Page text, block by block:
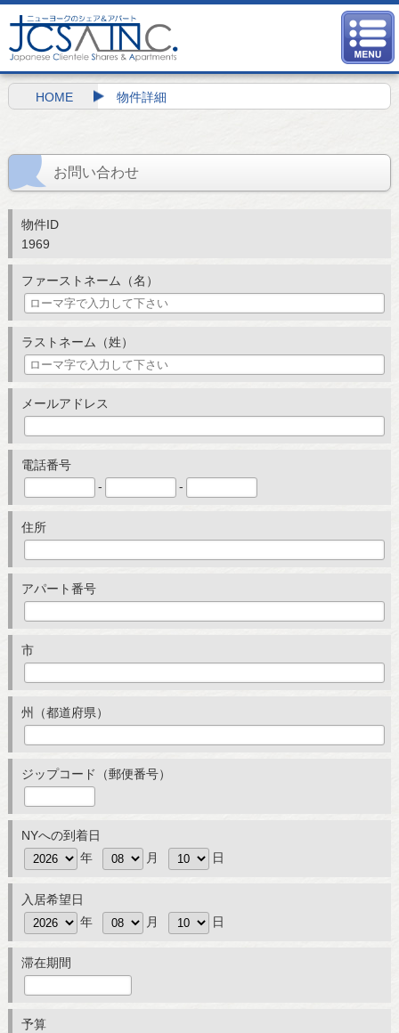
HOME 物件詳細
お問い合わせ
物件ID
1969
ファーストネーム（名）
ラストネーム（姓）
メールアドレス
電話番号
-
-
住所
アパート番号
市
州（都道府県）
ジップコード（郵便番号）
NYへの到着日
年
月 日
入居希望日
年
月 日
滞在期間
予算